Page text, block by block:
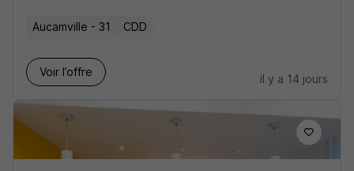
Aucamville - 31 CDD
Voir l’offre
il y a 14 jours